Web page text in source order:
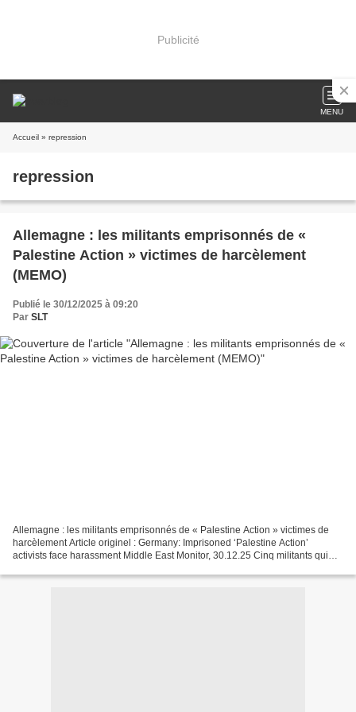
Publicité
MENU
Accueil » repression
repression
Allemagne : les militants emprisonnés de «
Palestine Action » victimes de harcèlement
(MEMO)
Publié le 30/12/2025 à 09:20
Par SLT
Allemagne : les militants emprisonnés de « Palestine Action » victimes de
harcèlement Article originel : Germany: Imprisoned ‘Palestine Action’
activists face harassment Middle East Monitor, 30.12.25 Cinq militants qui